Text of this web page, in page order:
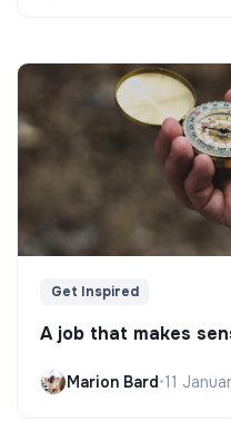
Get Inspired
A job that makes
Marion Bard•11